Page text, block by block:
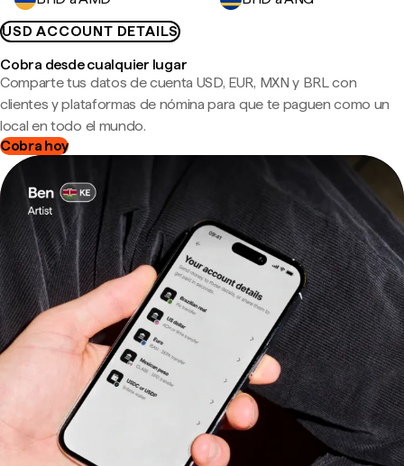
USD ACCOUNT DETAILS
Cobra desde cualquier lugar
Comparte tus datos de cuenta USD, EUR, MXN y BRL con
clientes y plataformas de nómina para que te paguen como un
local en todo el mundo.
Cobra hoy